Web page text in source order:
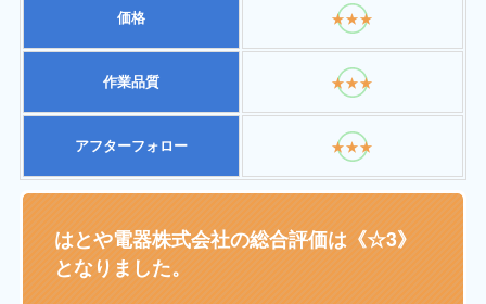
価格 ★★★
作業品質 ★★★
アフターフォロー ★★★
はとや電器株式会社の総合評価は《☆3》
となりました。